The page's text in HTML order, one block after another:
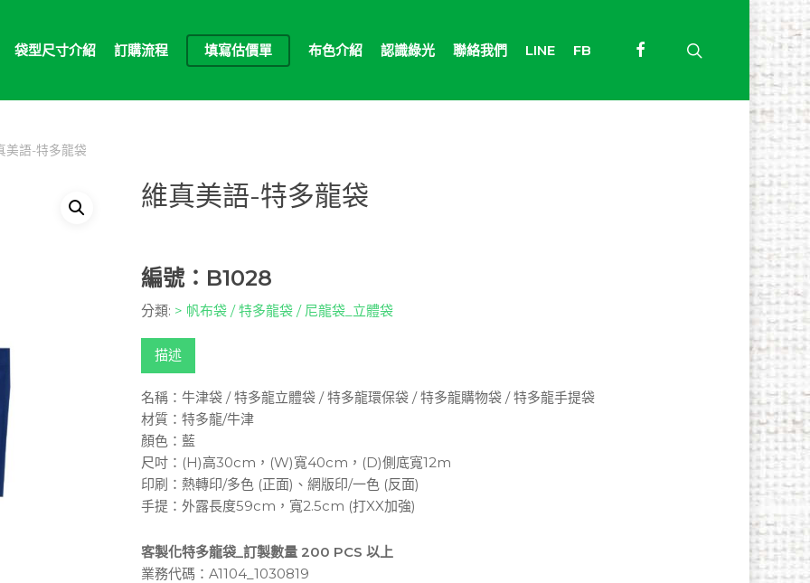
袋型尺寸介紹 訂購流程 填寫估價單 布色介紹 認識綠光 聯絡我們 LINE FB facebook search
美語-特多龍袋
維真美語-特多龍袋
編號：B1028
分類: > 帆布袋 / 特多龍袋 / 尼龍袋_立體袋
描述
名稱：牛津袋 / 特多龍立體袋 / 特多龍環保袋 / 特多龍購物袋 / 特多龍手提袋
材質：特多龍/牛津
顏色：藍
尺吋：(H)高30cm，(W)寬40cm，(D)側底寬12m
印刷：熱轉印/多色 (正面)、網版印/一色 (反面)
手提：外露長度59cm，寬2.5cm (打XX加強)
客製化特多龍袋_訂製數量 200 PCS 以上
業務代碼：A1104_1030819